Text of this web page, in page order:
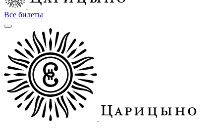
Все билеты